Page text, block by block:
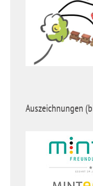
Auszeichnungen